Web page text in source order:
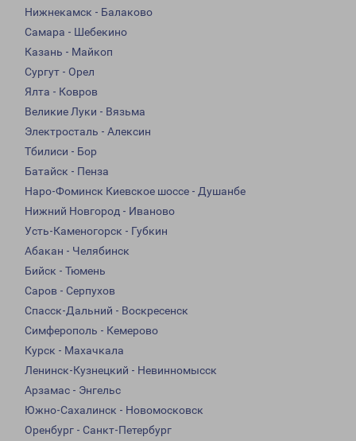
Нижнекамск - Балаково
Самара - Шебекино
Казань - Майкоп
Сургут - Орел
Ялта - Ковров
Великие Луки - Вязьма
Электросталь - Алексин
Тбилиси - Бор
Батайск - Пенза
Наро-Фоминск Киевское шоссе - Душанбе
Нижний Новгород - Иваново
Усть-Каменогорск - Губкин
Абакан - Челябинск
Бийск - Тюмень
Саров - Серпухов
Спасск-Дальний - Воскресенск
Симферополь - Кемерово
Курск - Махачкала
Ленинск-Кузнецкий - Невинномысск
Арзамас - Энгельс
Южно-Сахалинск - Новомосковск
Оренбург - Санкт-Петербург